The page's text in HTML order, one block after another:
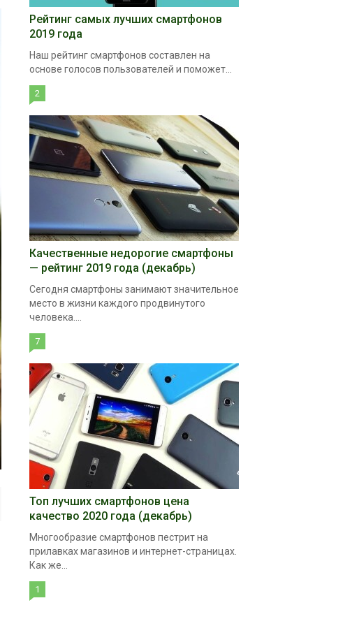
Рейтинг самых лучших смартфонов
2019 года
Наш рейтинг смартфонов составлен на
основе голосов пользователей и поможет...
2
Качественные недорогие смартфоны
— рейтинг 2019 года (декабрь)
Сегодня смартфоны занимают значительное
место в жизни каждого продвинутого
человека....
7
Топ лучших смартфонов цена
качество 2020 года (декабрь)
Многообразие смартфонов пестрит на
прилавках магазинов и интернет-страницах.
Как же...
1